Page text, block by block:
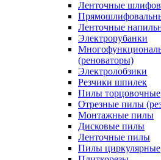
Ленточные
Ленточные
Электрорубанки
(реноваторы)
Электролобзики
Резчики шпилек
Пилы торцовочные
Отрезные пилы
Монтажные пилы
Дисковые пилы
Ленточные пилы
Пилы циркулярные